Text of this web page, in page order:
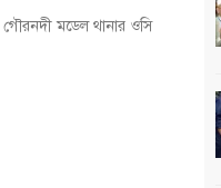
গৌরনদী মডেল থানার ওসি